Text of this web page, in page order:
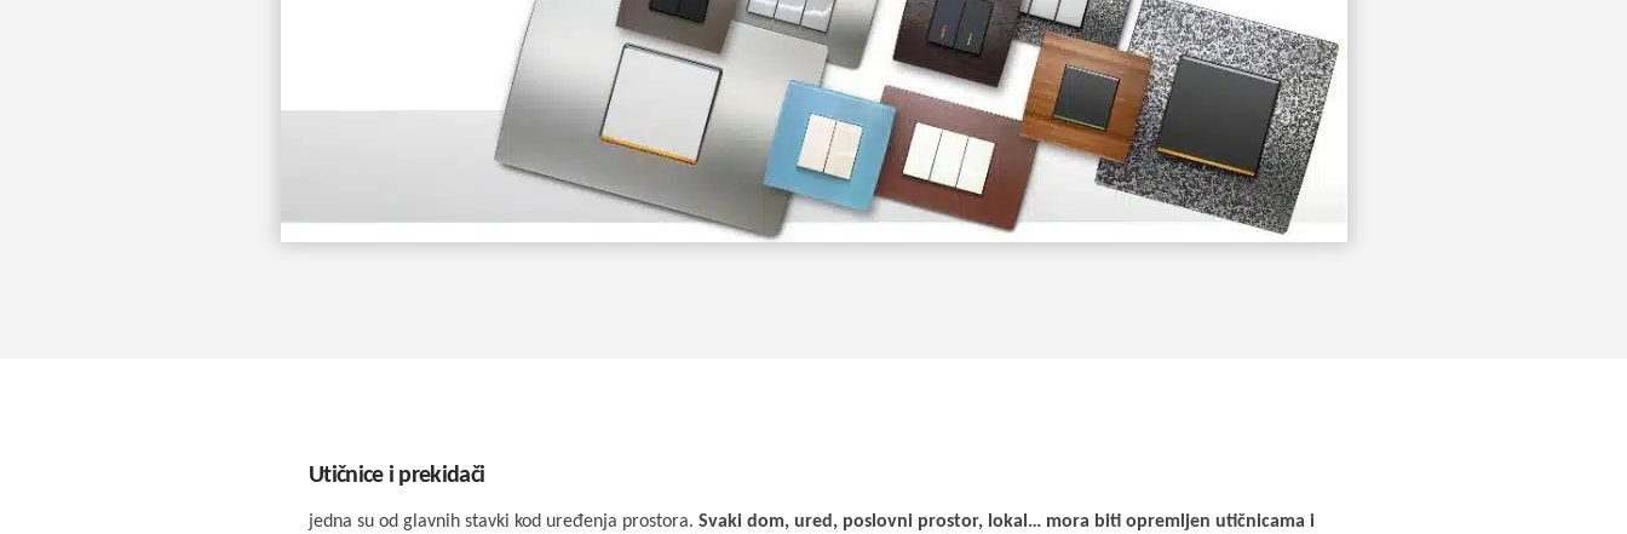
Utičnice i prekidači
jedna su od glavnih stavki kod uređenja prostora.Svaki dom, ured, poslovni prostor, lokal… mora biti opremljen utičnicama i